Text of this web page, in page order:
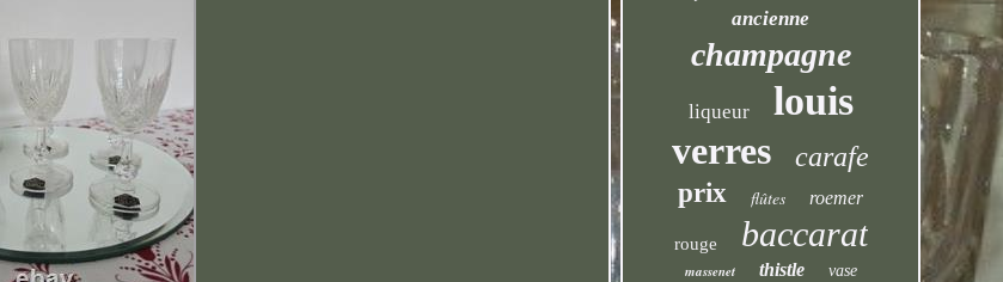
ancienne
champagne
liqueur louis
verres carafe
prix flûtes roemer
rouge baccarat
massenet thistle vase